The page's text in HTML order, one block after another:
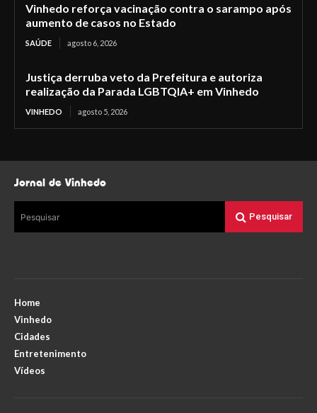
Vinhedo reforça vacinação contra o sarampo após
aumento de casos no Estado
SAÚDE agosto 6, 2026
Justiça derruba veto da Prefeitura e autoriza
realização da Parada LGBTQIA+ em Vinhedo
VINHEDO agosto 5, 2026
Jornal de Vinhedo
Pesquisar Pesquisar
Home
Vinhedo
Cidades
Entretenimento
Vídeos